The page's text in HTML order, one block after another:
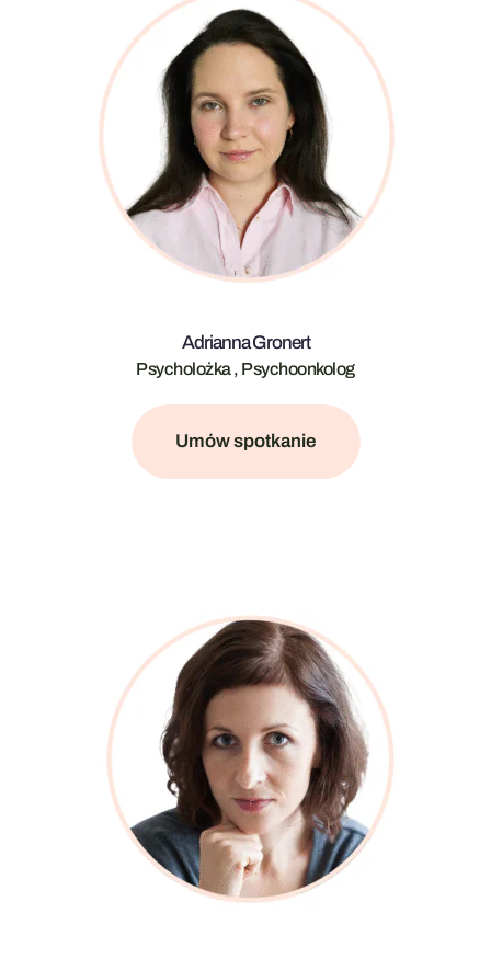
Adrianna Gronert
Psycholożka , Psychoonkolog
Umów spotkanie